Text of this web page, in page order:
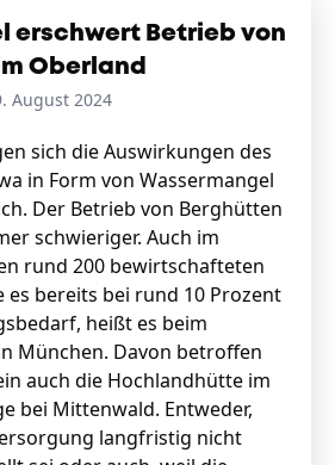
erschwert Betrieb von
Oberland
August 2024
sich die Auswirkungen des
in Form von Wassermangel
Der Betrieb von Berghütten
schwieriger. Auch im
rund 200 bewirtschafteten
es bereits bei rund 10 Prozent
heißt es beim
München. Davon betroffen
auch die Hochlandhütte im
bei Mittenwald. Entweder,
langfristig nicht